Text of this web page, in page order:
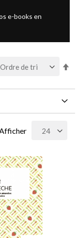
e-books en
Afficher